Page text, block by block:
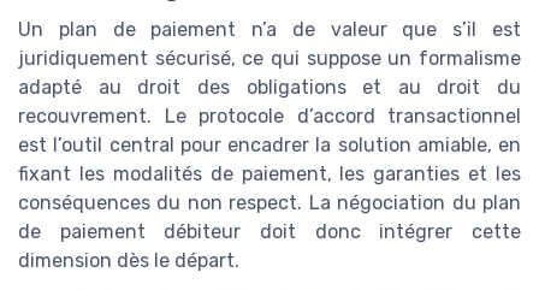
Un plan de paiement n’a de valeur que s’il est
juridiquement sécurisé, ce qui suppose un formalisme
adapté au droit des obligations et au droit du
recouvrement. Le protocole d’accord transactionnel
est l’outil central pour encadrer la solution amiable, en
fixant les modalités de paiement, les garanties et les
conséquences du non respect. La négociation du plan
de paiement débiteur doit donc intégrer cette
dimension dès le départ.